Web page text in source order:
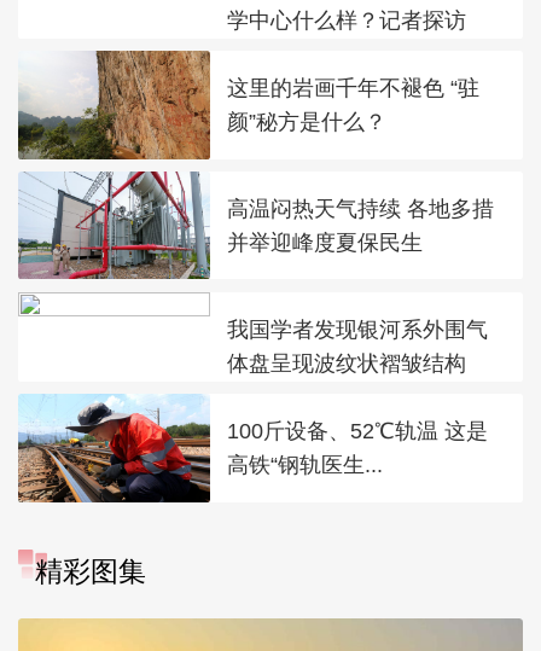
学中心什么样？记者探访
这里的岩画千年不褪色 “驻
颜”秘方是什么？
高温闷热天气持续 各地多措
并举迎峰度夏保民生
我国学者发现银河系外围气
体盘呈现波纹状褶皱结构
100斤设备、52℃轨温 这是
高铁“钢轨医生...
精彩图集